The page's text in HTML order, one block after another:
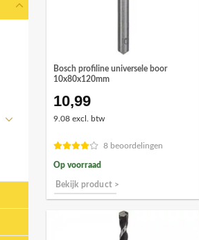
Bosch profiline universele boor
10x80x120mm
10,99
9.08 excl. btw
8 beoordelingen
Op voorraad
Bekijk product >